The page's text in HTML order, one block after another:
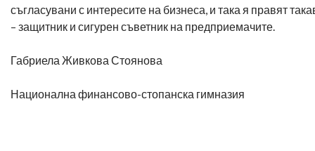
съгласувани с интересите на бизнеса, и така я правят
– защитник и сигурен съветник на предприемачите.
Габриела Живкова Стоянова
Национална финансово-стопанска гимназия